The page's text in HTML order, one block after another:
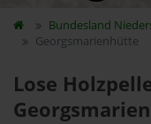
Bundesland
Georgsmarienhütte
Lose